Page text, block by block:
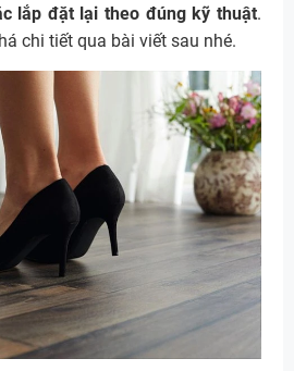
lắp đặt lại theo đúng kỹ thuật.
chi tiết qua bài viết sau nhé.